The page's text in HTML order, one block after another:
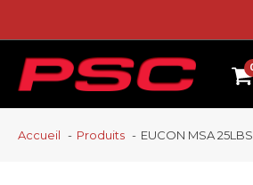
Accueil Produits EUCON MSA 25LBS